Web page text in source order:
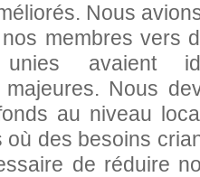
Nous
membres vers
avaient
majeures. Nous
au niveau
où des besoins
de réduire